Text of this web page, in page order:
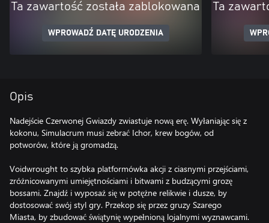
Ta zawartość została zablokowana
WPROWADŹ DATĘ URODZENIA
Ta
Opis
Nadejście Czerwonej Gwiazdy zwiastuje nową erę. Wyłaniając się z
kokonu, Simulacrum musi zebrać Ichor, krew bogów, od
potworów, które ją gromadzą.
Voidwrought to szybka platformówka akcji z ciasnymi przejściami,
zróżnicowanymi umiejętnościami i bitwami z budzącymi grozę
bossami. Znajdź i wyposaż się w potężne relikwie i dusze, by
dostosować swój styl gry. Przekop się przez gruzy Szarego
Miasta, by zbudować świątynię wypełnioną lojalnymi wyznawcami.